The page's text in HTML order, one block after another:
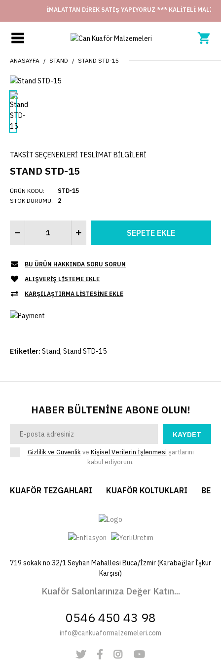
İMALATTAN DİREK SATIŞ YAPIYORUZ *** KALİTELİ
ANASAYFA STAND STAND STD-15
TAKSİT SEÇENEKLERİ TESLİMAT BİLGİLERİ
STAND STD-15
ÜRÜN KODU:
STOK DURUMU:
STD-15
2
BU ÜRÜN HAKKINDA SORU SORUN
ALIŞVERIŞ LISTEME EKLE
KARŞILAŞTIRMA LISTESINE EKLE
Etiketler: Stand, Stand STD-15
HABER BÜLTENİNE ABONE OLUN!
KAYDET
Gizlilik ve Güvenlikve Kişisel Verilerin İşlenmesi şartlarını
kabul ediyorum.
KUAFÖR TEZGAHLARI KUAFÖR KOLTUKLARI
719 sokak no:32/1 Seyhan Mahallesi Buca/İzmir (Karabağlar İşkur
Karşısı)
Kuaför Salonlarınıza Değer Katın...
0546 450 43 98
info@cankuaformalzemeleri.com